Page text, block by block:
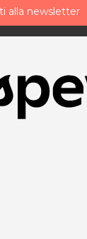
alla newsletter
youtube
su